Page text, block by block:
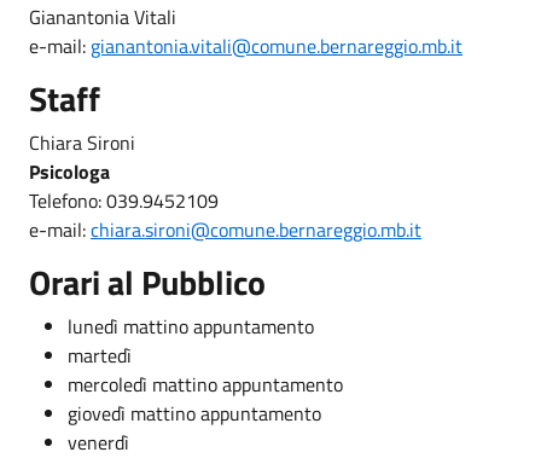
Gianantonia Vitali
e-mail: gianantonia.vitali@comune.bernareggio.mb.it
Staff
Chiara Sironi
Psicologa
Telefono: 039.9452109
e-mail:chiara.sironi@comune.bernareggio.mb.it
Orari al Pubblico
lunedì mattino appuntamento
martedì
mercoledì mattino appuntamento
giovedì mattino appuntamento
venerdì